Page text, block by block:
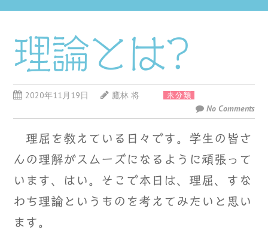
理論とは?
2020年11月19日 鷹林 将 未分類
No Comments
理屈を教えている日々です。学生の皆さ
んの理解がスムーズになるように頑張って
います、はい。そこで本日は、理屈、すな
わち理論というものを考えてみたいと思い
ます。